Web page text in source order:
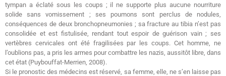
tympan a éclaté sous les coups ; il ne supporte plus aucune nourriture
solide sans vomissement ; ses poumons sont perclus de nodules,
conséquences de deux bronchopneumonies ; sa fracture au tibia n’est pas
consolidée et est fistulisée, rendant tout espoir de guérison vain ; ses
vertèbres cervicales ont été fragilisées par les coups. Cet homme, ne
l’oublions pas, a pris les armes pour combattre les nazis, aussitôt libre, dans
cet état (Puybouffat-Merrien, 2008).
Si le pronostic des médecins est réservé, sa femme, elle, ne s’en laisse pas